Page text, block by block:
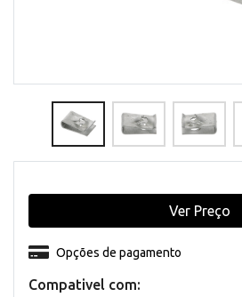
Compativel com:
Opções de pagamento
Ver Preço